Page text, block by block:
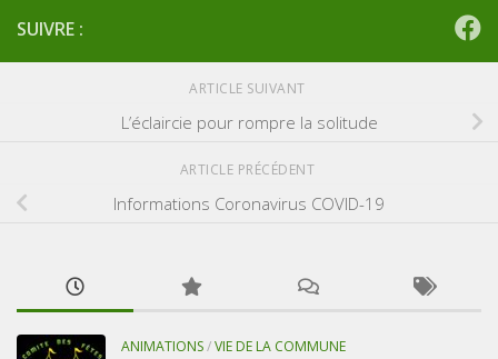
SUIVRE :
ARTICLE SUIVANT
L’éclaircie pour rompre la solitude
ARTICLE PRÉCÉDENT
Informations Coronavirus COVID-19
ANIMATIONS/VIE DE LA COMMUNE